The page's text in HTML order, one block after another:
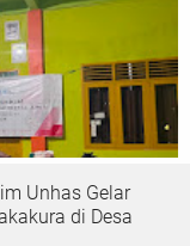
Unhas Gelar
di Desa